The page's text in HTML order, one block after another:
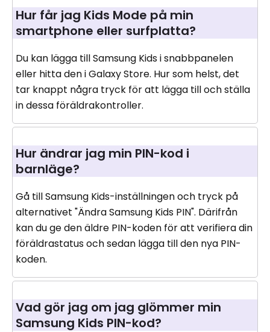
Hur får jag Kids Mode på min
smartphone eller surfplatta?
Du kan lägga till Samsung Kids i snabbpanelen
eller hitta den i Galaxy Store. Hur som helst, det
tar knappt några tryck för att lägga till och ställa
in dessa föräldrakontroller.
Hur ändrar jag min PIN-kod i
barnläge?
Gå till Samsung Kids-inställningen och tryck på
alternativet "Ändra Samsung Kids PIN". Därifrån
kan du ge den äldre PIN-koden för att verifiera din
föräldrastatus och sedan lägga till den nya PIN-
koden.
Vad gör jag om jag glömmer min
Samsung Kids PIN-kod?